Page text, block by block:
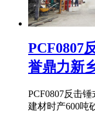
PCF0807
誉鼎力新
PCF0807反击
建材时产600吨